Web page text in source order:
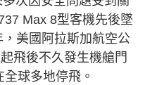
Max 8型客機先後墜
美國阿拉斯加航空公
飛後不久發生機艙門
球多地停飛。